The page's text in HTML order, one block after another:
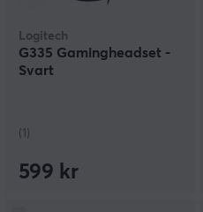
Logitech
G335 Gamingheadset -
Svart
(1)
599 kr